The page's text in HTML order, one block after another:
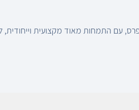
עם התמחות מאוד מקצועית וייחודית,